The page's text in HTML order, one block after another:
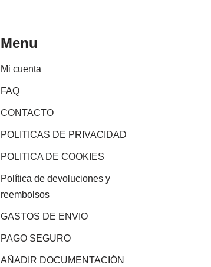
Menu
Mi cuenta
FAQ
CONTACTO
POLITICAS DE PRIVACIDAD
POLITICA DE COOKIES
Política de devoluciones y
reembolsos
GASTOS DE ENVIO
PAGO SEGURO
AÑADIR DOCUMENTACIÓN